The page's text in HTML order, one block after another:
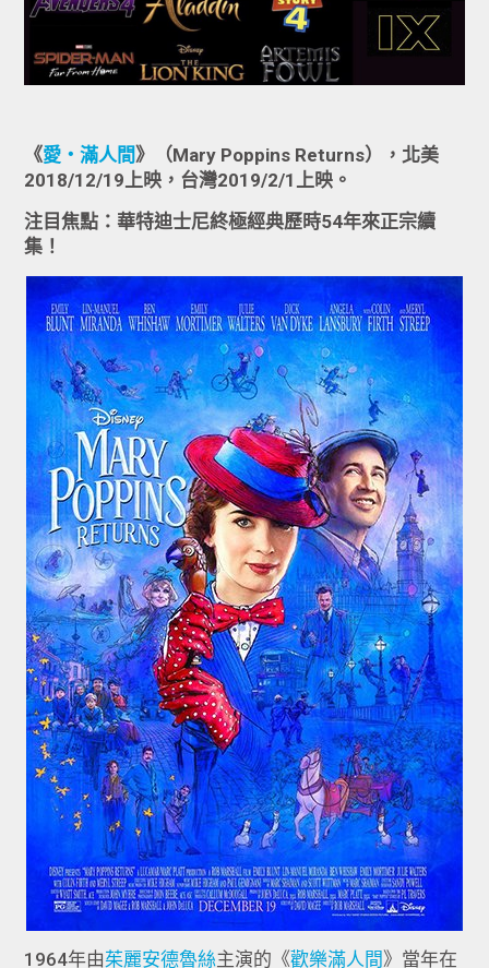
《愛‧滿人間》（Mary Poppins Returns），北美
2018/12/19上映，台灣2019/2/1上映。
注目焦點：華特迪士尼終極經典歷時54年來正宗續
集！
1964年由茱麗安德魯絲主演的《歡樂滿人間》當年在